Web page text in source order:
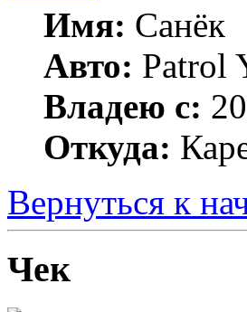
Имя: Санёк
Авто: Patrol
Владею с:
Откуда:
Вернуться к
Чек